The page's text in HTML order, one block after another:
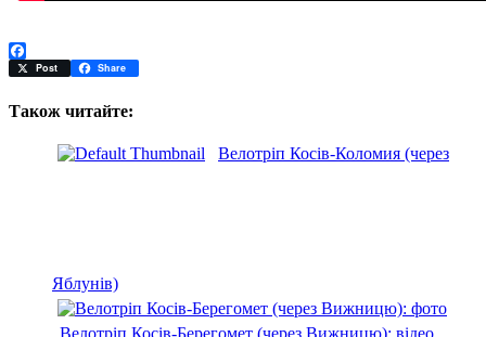
Facebook
Post Share
Також читайте:
Велотріп Косів-Коломия (через
Яблунів)